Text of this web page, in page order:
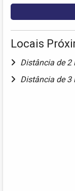
Locais
Distância de 2
Distância de 3